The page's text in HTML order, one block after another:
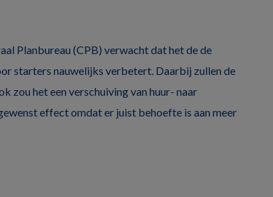
Planbureau (CPB) verwacht dat het de de
starters nauwelijks verbetert. Daarbij zullen de
zou het een verschuiving van huur- naar
effect omdat er juist behoefte is aan meer